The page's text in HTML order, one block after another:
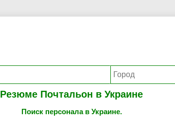
Резюме Почтальон в Украине
Поиск персонала в Украине.